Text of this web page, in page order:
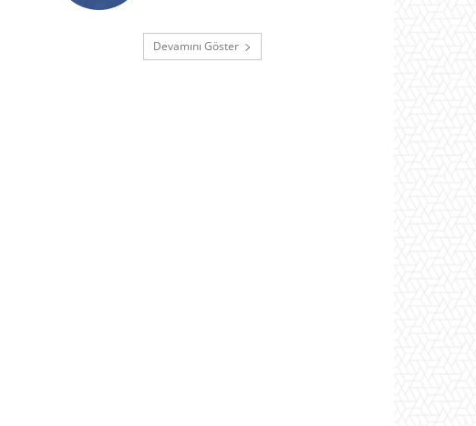
Devamını Göster